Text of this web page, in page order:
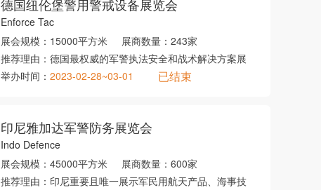
德国纽伦堡警用警戒设备展览会
Enforce Tac
展会规模： 15000平方米 展商数量： 243家
推荐理由： 德国最权威的军警执法安全和战术解决方案展
举办时间： 2023-02-28~03-01 已结束
印尼雅加达军警防务展览会
Indo Defence
展会规模： 45000平方米 展商数量： 600家
推荐理由： 印尼重要且唯一展示军民用航天产品、海事技